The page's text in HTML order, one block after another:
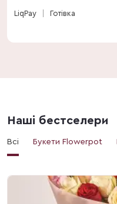
LiqPay Готівка
Наші бестселери
Всі Букети Flowerpot